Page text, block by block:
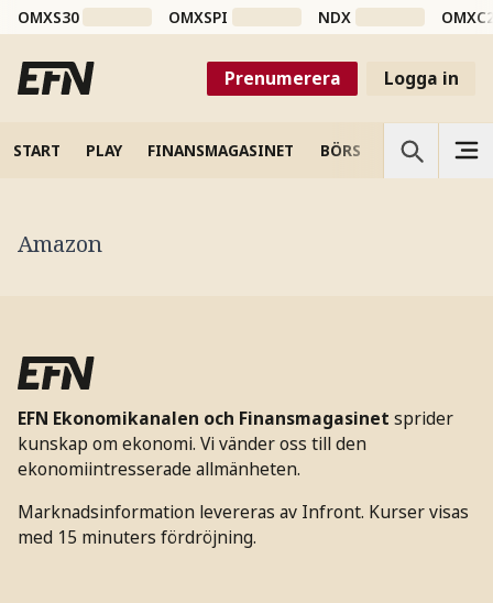
OMXS30 OMXSPI NDX
Prenumerera Logga in
START PLAY FINANSMAGASINET BÖRS VETENSKAP
Amazon
EFN Ekonomikanalen och Finansmagasinet sprider
kunskap om ekonomi. Vi vänder oss till den
ekonomiintresserade allmänheten.
Marknadsinformation levereras av Infront. Kurser visas
med 15 minuters fördröjning.